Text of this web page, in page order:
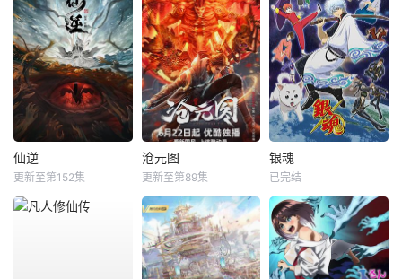
仙逆
更新至第152集
沧元图
更新至第89集
银魂
已完结